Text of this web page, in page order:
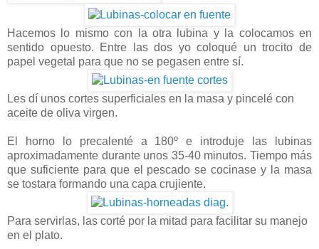
Hacemos lo mismo con la otra lubina y la colocamos en
sentido opuesto. Entre las dos yo coloqué un trocito de
papel vegetal para que no se pegasen entre sí.
Les dí unos cortes superficiales en la masa y pincelé con
aceite de oliva virgen.
El horno lo precalenté a 180º e introduje las lubinas
aproximadamente durante unos 35-40 minutos. Tiempo más
que suficiente para que el pescado se cocinase y la masa
se tostara formando una capa crujiente.
Para servirlas, las corté por la mitad para facilitar su manejo
en el plato.